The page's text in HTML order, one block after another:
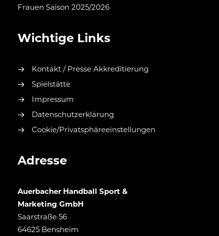
Frauen Saison 2025/2026
Wichtige Links
Kontakt / Presse Akkreditierung
Spielstätte
Impressum
Datenschutzerklärung
Cookie/Privatsphäreeinstellungen
Adresse
Auerbacher Handball Sport &
Marketing GmbH
Saarstraße 56
64625 Bensheim